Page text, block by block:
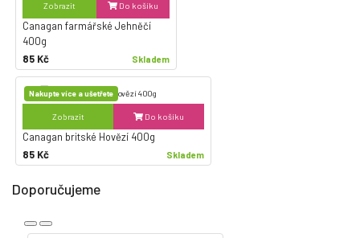
Zobrazit Do košíku
Canagan farmářské Jehněčí
400g
85 Kč
Skladem
Nakupte více a ušetřete
Zobrazit Do košíku
Canagan britské Hovězí 400g
85 Kč
Skladem
Doporučujeme